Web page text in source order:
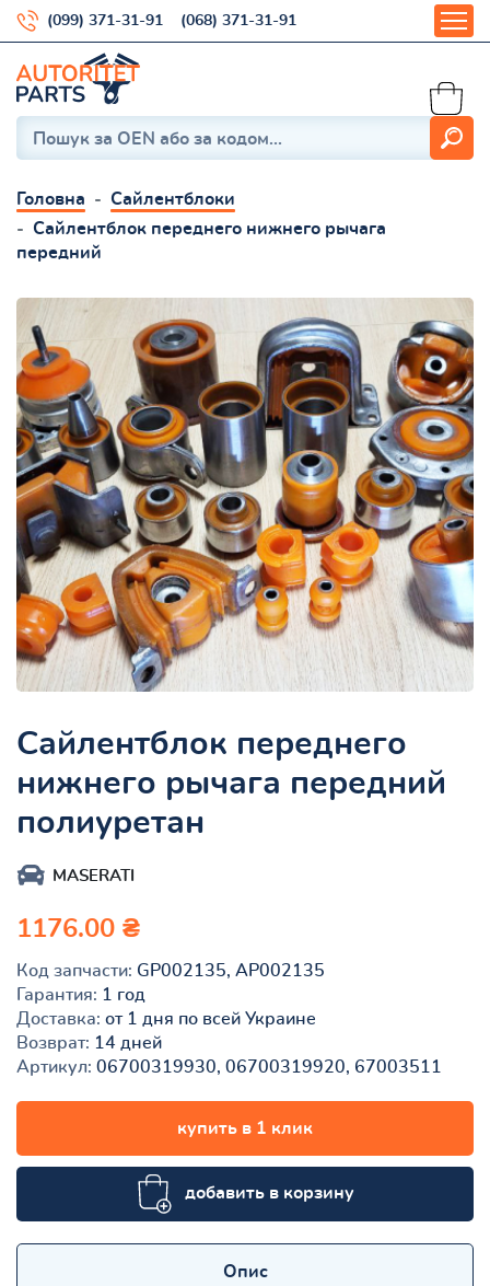
(099) 371-31-91 (068) 371-31-91
Головна
Сайлентблоки
Сайлентблок переднего нижнего рычага
передний
Сайлентблок переднего
нижнего рычага передний
полиуретан
MASERATI
1176.00 ₴
Код запчасти: GP002135, AP002135
Гарантия: 1 год
Доставка: от 1 дня по всей Украине
Возврат: 14 дней
Артикул: 06700319930, 06700319920, 67003511
купить в 1 клик
добавить в корзину
Опис